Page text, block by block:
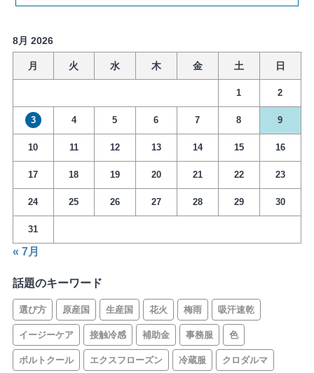
8月 2026
月 火 水 木 金 土 日
1 2
3 4 5 6 7 8 9
10 11 12 13 14 15 16
17 18 19 20 21 22 23
24 25 26 27 28 29 30
31
« 7月
話題のキーワード
選び方 原産国 生産国 花火 梅雨 吸汗速乾
イージーケア 接触冷感 補助金 事務服 色
ボルトクール エクスフローズン 冷蔵服 クロダルマ